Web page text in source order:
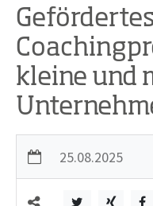
kleine und
25.08.2025